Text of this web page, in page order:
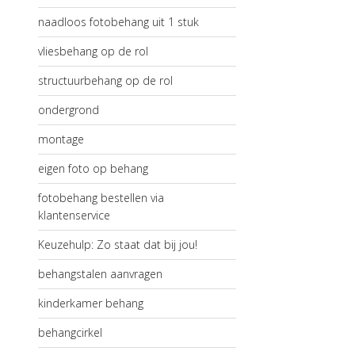
naadloos fotobehang uit 1 stuk
vliesbehang op de rol
structuurbehang op de rol
ondergrond
montage
eigen foto op behang
fotobehang bestellen via
klantenservice
Keuzehulp: Zo staat dat bij jou!
behangstalen aanvragen
kinderkamer behang
behangcirkel